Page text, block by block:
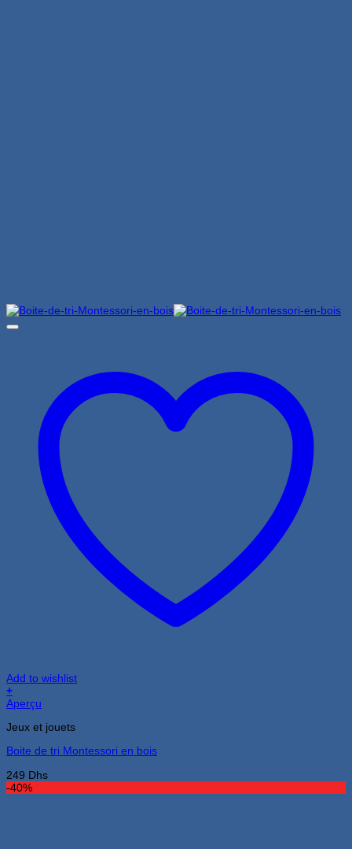
Add to wishlist
+
Aperçu
Jeux et jouets
Boite de tri Montessori en bois
249 Dhs
-40%